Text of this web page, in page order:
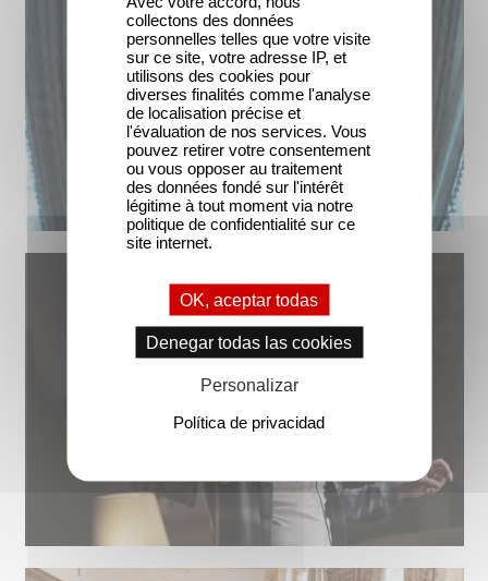
collectons des données
personnelles telles que votre visite
sur ce site, votre adresse IP, et
utilisons des cookies pour
diverses finalités comme l'analyse
de localisation précise et
l'évaluation de nos services. Vous
pouvez retirer votre consentement
ou vous opposer au traitement
des données fondé sur l'intérêt
légitime à tout moment via notre
politique de confidentialité sur ce
site internet.
OK, aceptar todas
Denegar todas las cookies
Personalizar
Política de privacidad